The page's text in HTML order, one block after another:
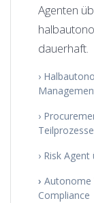
Agenten
dauerhaft.
›
›
Teilprozesse
› Risk
› Autonome
Compliance